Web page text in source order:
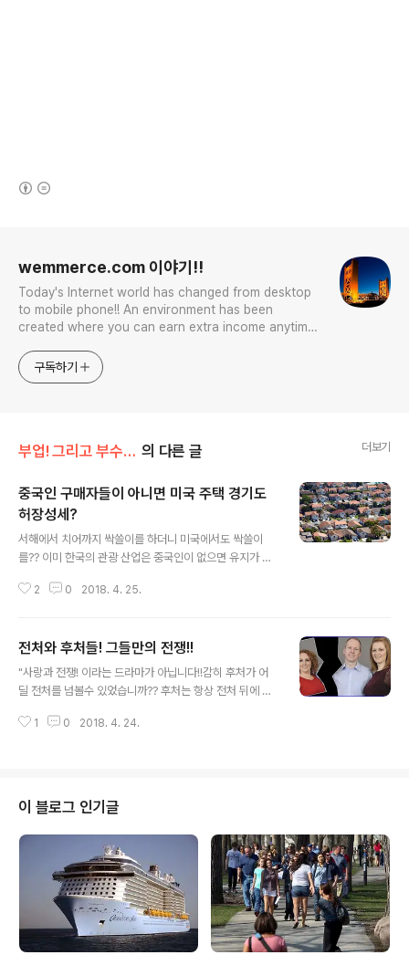
wemmerce.com 이야기!!
Today's Internet world has changed from desktop
to mobile phone!! An environment has been
created where you can earn extra income anytime,
competition. Now let’s turn our eyes to the world!
You can enter
구독하기
부업! 그리고 부수입!! 의 다른 글 더보기
중국인 구매자들이 아니면 미국 주택 경기도
허장성세?
서해에서 치어까지 싹쓸이를 하더니 미국에서도 싹쓸이
를?? 이미 한국의 관광 산업은 중국인이 없으면 유지가 되
우기 대한민국의 수출이 미국 우선 정책에서 이미 중국 우
해지는 생산성과 생산 단가의 상승으로 아웃 소싱이라는
내용으로 중국으로의 진출을 시도를 했었고 이미 기초 생
산품의 대부분은 중국에서 만들어 오기 때문에 미국 시장,
제품이 없이는 생활을 하지 못할 정도로 그들이 차지하는
2 0 2018. 4. 25.
전처와 후처들! 그들만의 전쟁!!
"사랑과 전쟁! 이라는 드라마가 아닙니다!!감히 후처가 어
딜 전처를 넘볼수 있었습니까?? 후처는 항상 전처 뒤에 숨
처의 존재는 막강한 때가 있었습니다. 그런 전처의 막중한
러 올라갑니다. 당시 수렵 사회가 주를 이루었던 사회상은
남성이 사냥을 해서 여자와 가족을 먹여 살렸습니다. 당시
사냥을 잘하는 남자는 여자들이 꼬였습니다. 그러다 남자
가 사냥을 나가 다치거나 깊은 산속에서 죽게되어 집에 돌
아오니 못하는 남편을 기다리다 굶기를 다반사라, 사냥을
해서 갔다주는 옆집 남성에게 마음을 ..
1 0 2018. 4. 24.
이 블로그 인기글